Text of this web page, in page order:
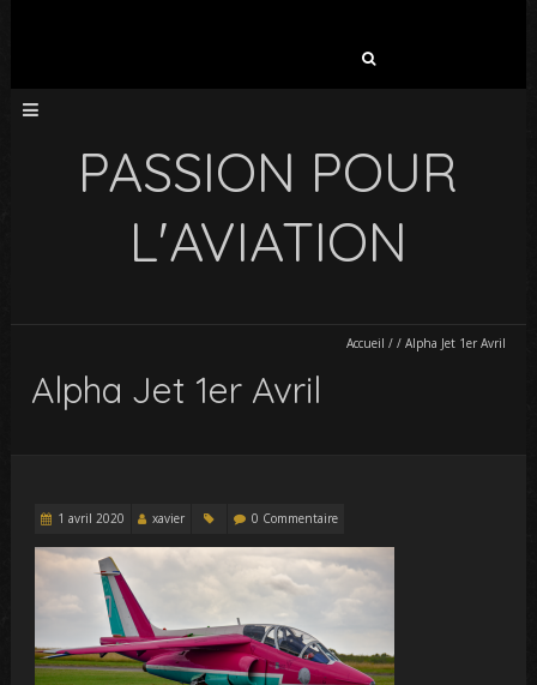
PASSION POUR
L'AVIATION
Accueil / / Alpha Jet 1er Avril
Alpha Jet 1er Avril
1 avril 2020 xavier 0 Commentaire